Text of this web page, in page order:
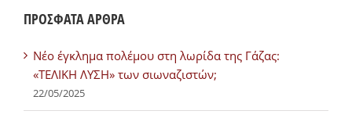
ΠΡΟΣΦΑΤΑ ΑΡΘΡΑ
Νέο έγκλημα πολέμου στη λωρίδα της Γάζας:
«ΤΕΛΙΚΗ ΛΥΣΗ» των σιωναζιστών;
22/05/2025